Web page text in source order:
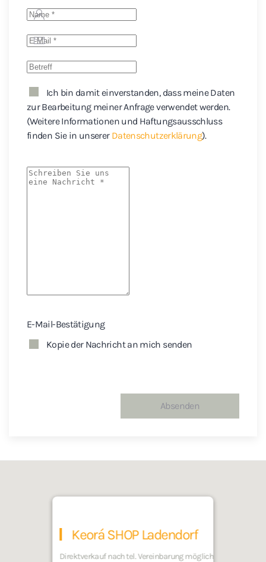
Ich bin damit einverstanden, dass meine Daten
zur Bearbeitung meiner Anfrage verwendet werden.
(Weitere Informationen und Haftungsausschluss
finden Sie in unserer Datenschutzerklärung).
E-Mail-Bestätigung
Kopie der Nachricht an mich senden
Keorá SHOP Ladendorf
Direktverkauf nach tel. Vereinbarung möglich